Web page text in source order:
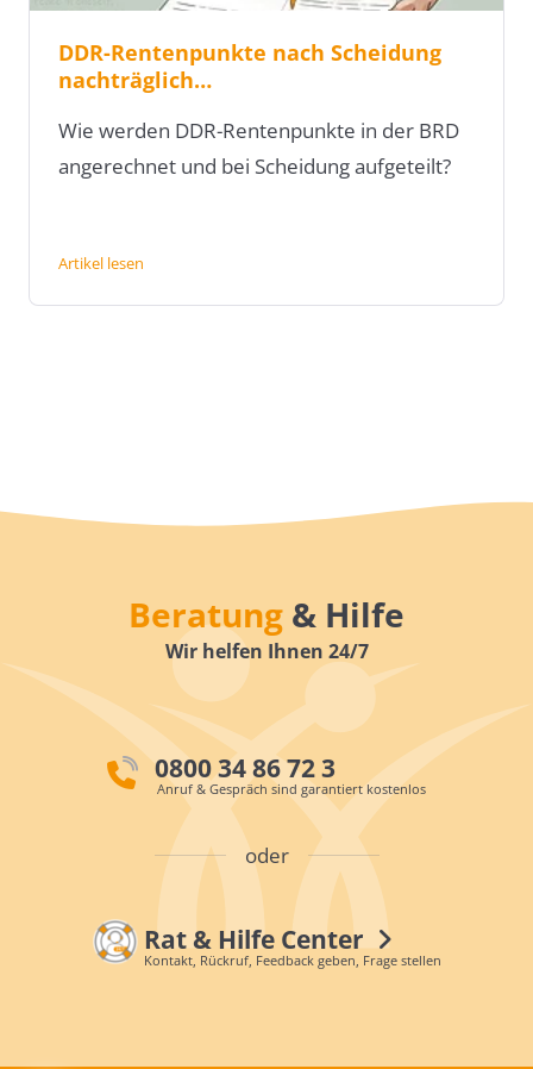
DDR-Rentenpunkte nach Scheidung
nachträglich…
Wie werden DDR-Rentenpunkte in der BRD
angerechnet und bei Scheidung aufgeteilt?
Artikel lesen
Beratung & Hilfe
Wir helfen Ihnen 24/7
0800 34 86 72 3
Anruf & Gespräch sind garantiert kostenlos
oder
Rat & Hilfe Center
Kontakt, Rückruf, Feedback geben, Frage stellen